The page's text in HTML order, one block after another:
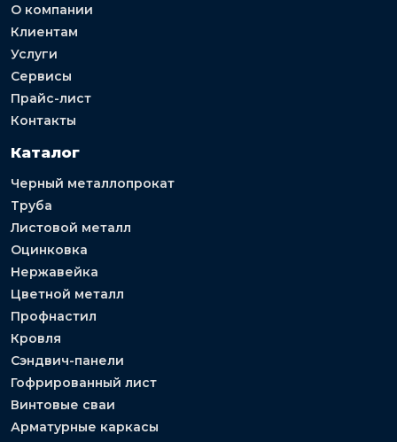
О компании
Клиентам
Услуги
Сервисы
Прайс-лист
Контакты
Каталог
Черный металлопрокат
Труба
Листовой металл
Оцинковка
Нержавейка
Цветной металл
Профнастил
Кровля
Сэндвич-панели
Гофрированный лист
Винтовые сваи
Арматурные каркасы